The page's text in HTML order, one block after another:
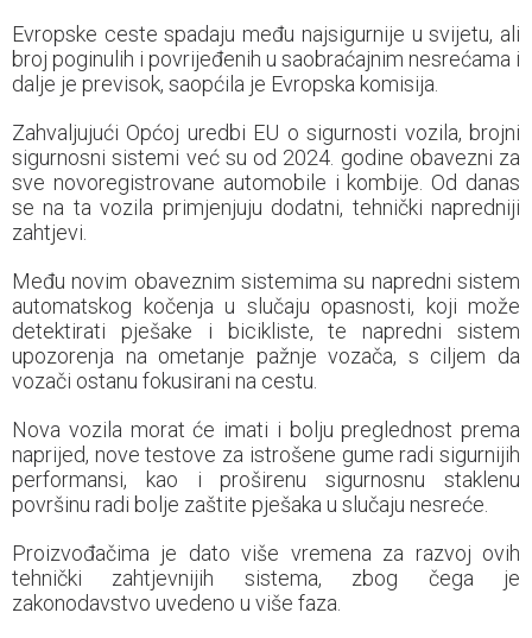
Evropske ceste spadaju među najsigurnije u svijetu, ali
broj poginulih i povrijeđenih u saobraćajnim nesrećama i
dalje je previsok, saopćila je Evropska komisija.
Zahvaljujući Općoj uredbi EU o sigurnosti vozila, brojni
sigurnosni sistemi već su od 2024. godine obavezni za
sve novoregistrovane automobile i kombije. Od danas
se na ta vozila primjenjuju dodatni, tehnički napredniji
zahtjevi.
Među novim obaveznim sistemima su napredni sistem
automatskog kočenja u slučaju opasnosti, koji može
detektirati pješake i bicikliste, te napredni sistem
upozorenja na ometanje pažnje vozača, s ciljem da
vozači ostanu fokusirani na cestu.
Nova vozila morat će imati i bolju preglednost prema
naprijed, nove testove za istrošene gume radi sigurnijih
performansi, kao i proširenu sigurnosnu staklenu
površinu radi bolje zaštite pješaka u slučaju nesreće.
Proizvođačima je dato više vremena za razvoj ovih
tehnički zahtjevnijih sistema, zbog čega je
zakonodavstvo uvedeno u više faza.